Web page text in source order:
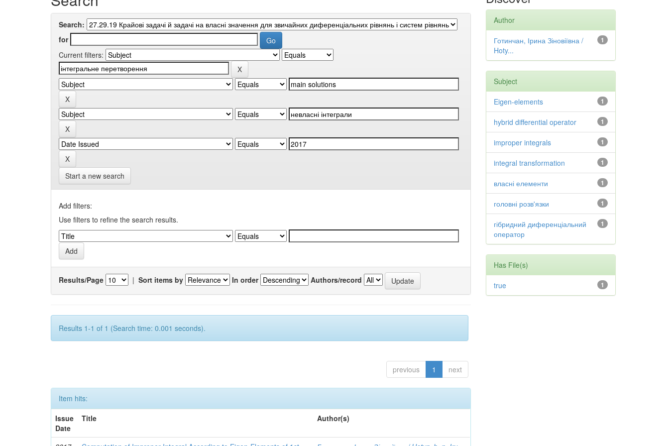
Search:
for
Current filters:
Start a new search
Add filters:
Use filters to refine the search results.
Results/Page | Sort items by In order Authors/record
Results 1-1 of 1 (Search time: 0.001 seconds).
previous 1 next
Item hits:
Issue
Date
Title Author(s)
Author
1
Готинчан, Ірина Зіновіївна /
Hoty...
Subject
1
Eigen-elements
1
hybrid differential operator
1
improper integrals
1
integral transformation
1
власні елементи
1
головні розв'язки
1
гібридний диференціальний
оператор
Has File(s)
1
true